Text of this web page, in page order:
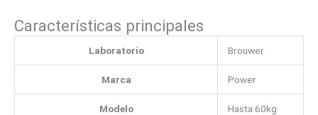
Características principales
Laboratorio Brouwer
Marca Power
Modelo Hasta 60kg